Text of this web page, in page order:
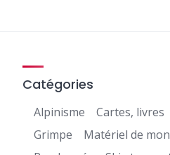
Catégories
Alpinisme Cartes, livres
Grimpe
Matériel de